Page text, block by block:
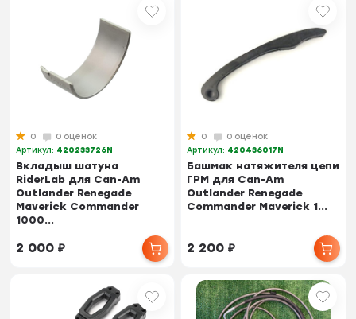
0
0 оценок
Артикул: 420233726N
Вкладыш шатуна
RiderLab для Can-Am
Outlander Renegade
Maverick Commander
1000...
2 000₽
0
0 оценок
Артикул: 420436017N
Башмак натяжителя цепи
ГРМ для Can-Am
Outlander Renegade
Commander Maverick 1...
2 200₽